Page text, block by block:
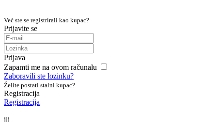
Već ste se registrirali kao kupac?
Prijavite se
Prijava
Zapamti me na ovom računalu
Zaboravili ste lozinku?
Želite postati stalni kupac?
Registracija
Registracija
ili